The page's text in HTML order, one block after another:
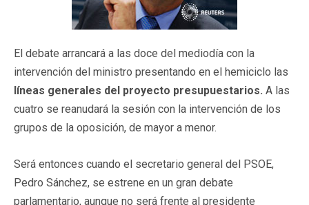
El debate arrancará a las doce del mediodía con la
intervención del ministro presentando en el hemiciclo las
líneas generales del proyecto presupuestarios. A las
cuatro se reanudará la sesión con la intervención de los
grupos de la oposición, de mayor a menor.
Será entonces cuando el secretario general del PSOE,
Pedro Sánchez, se estrene en un gran debate
parlamentario, aunque no será frente al presidente